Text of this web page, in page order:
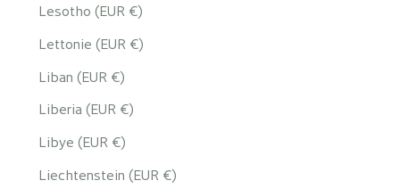
Lesotho (EUR €)
Lettonie (EUR €)
Liban (EUR €)
Liberia (EUR €)
Libye (EUR €)
Liechtenstein (EUR €)